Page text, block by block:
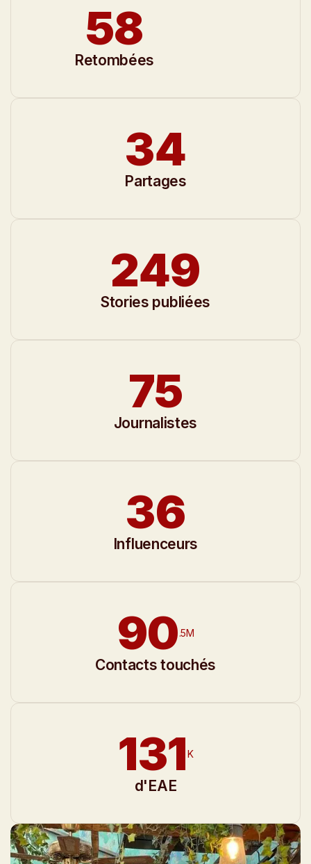
Retombées
58
Partages
34
Stories publiées
250
Journalistes
76
Influenceurs
37
Contacts touchés
90.5M
d'EAE
132K